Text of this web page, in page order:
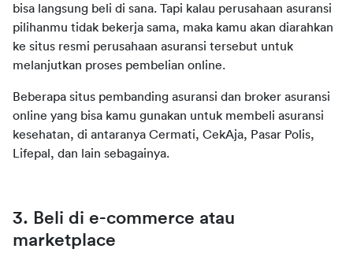
bisa langsung beli di sana. Tapi kalau perusahaan asuransi
pilihanmu tidak bekerja sama, maka kamu akan diarahkan
ke situs resmi perusahaan asuransi tersebut untuk
melanjutkan proses pembelian online.
Beberapa situs pembanding asuransi dan broker asuransi
online yang bisa kamu gunakan untuk membeli asuransi
kesehatan, di antaranya Cermati, CekAja, Pasar Polis,
Lifepal, dan lain sebagainya.
3. Beli di e-commerce atau
marketplace